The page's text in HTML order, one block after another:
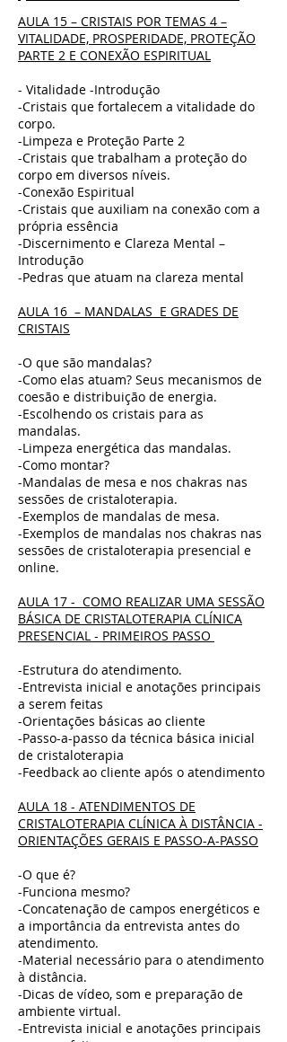
AULA 15 – CRISTAIS POR TEMAS 4 –
VITALIDADE, PROSPERIDADE, PROTEÇÃO
PARTE 2 E CONEXÃO ESPIRITUAL
- Vitalidade -Introdução
-Cristais que fortalecem a vitalidade do
corpo.
-Limpeza e Proteção Parte 2
-Cristais que trabalham a proteção do
corpo em diversos níveis.
-Conexão Espiritual
-Cristais que auxiliam na conexão com a
própria essência
-Discernimento e Clareza Mental –
Introdução
-Pedras que atuam na clareza mental
AULA 16 – MANDALAS E GRADES DE
CRISTAIS
-O que são mandalas?
-Como elas atuam? Seus mecanismos de
coesão e distribuição de energia.
-Escolhendo os cristais para as
mandalas.
-Limpeza energética das mandalas.
-Como montar?
-Mandalas de mesa e nos chakras nas
sessões de cristaloterapia.
-Exemplos de mandalas de mesa.
-Exemplos de mandalas nos chakras nas
sessões de cristaloterapia presencial e
online.
AULA 17 - COMO REALIZAR UMA SESSÃO
BÁSICA DE CRISTALOTERAPIA CLÍNICA
PRESENCIAL - PRIMEIROS PASSO
-Estrutura do atendimento.
-Entrevista inicial e anotações principais
a serem feitas
-Orientações básicas ao cliente
-Passo-a-passo da técnica básica inicial
de cristaloterapia
-Feedback ao cliente após o atendimento
AULA 18 - ATENDIMENTOS DE
CRISTALOTERAPIA CLÍNICA À DISTÂNCIA -
ORIENTAÇÕES GERAIS E PASSO-A-PASSO
-O que é?
-Funciona mesmo?
-Concatenação de campos energéticos e
a importância da entrevista antes do
atendimento.
-Material necessário para o atendimento
à distância.
-Dicas de vídeo, som e preparação de
ambiente virtual.
-Entrevista inicial e anotações principais